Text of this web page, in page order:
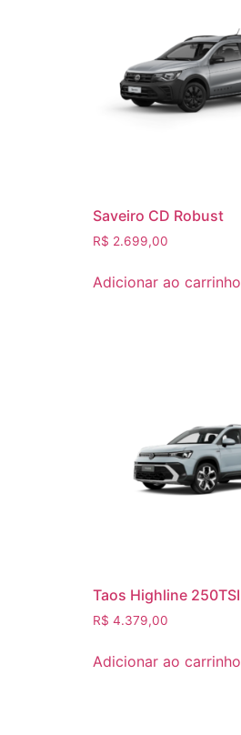
Saveiro CD Robust
R$ 2.699,00
Adicionar ao carrinho
Taos Highline 250TSI
R$ 4.379,00
Adicionar ao carrinho